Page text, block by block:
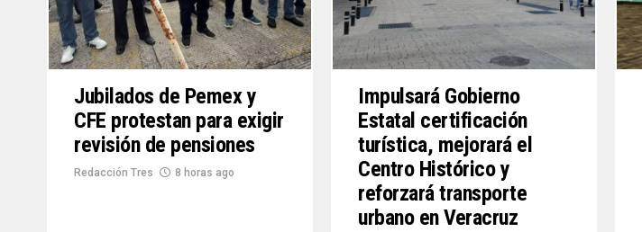
Jubilados de Pemex y
CFE protestan para exigir
revisión de pensiones
Redacción Tres 8 horas ago
Impulsará Gobierno
Estatal certificación
turística, mejorará el
Centro Histórico y
reforzará transporte
urbano en Veracruz